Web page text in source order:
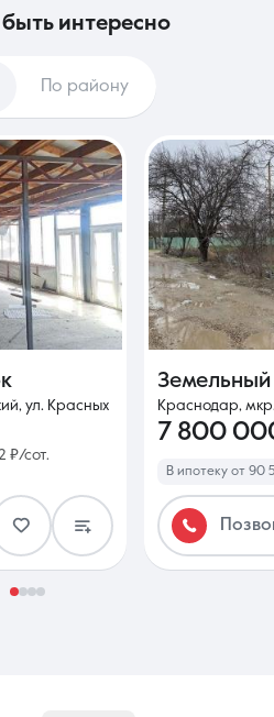
быть интересно
По району
ул. Красных
₽/сот.
Земельный
Краснодар,
7 800
В ипотеку от 90